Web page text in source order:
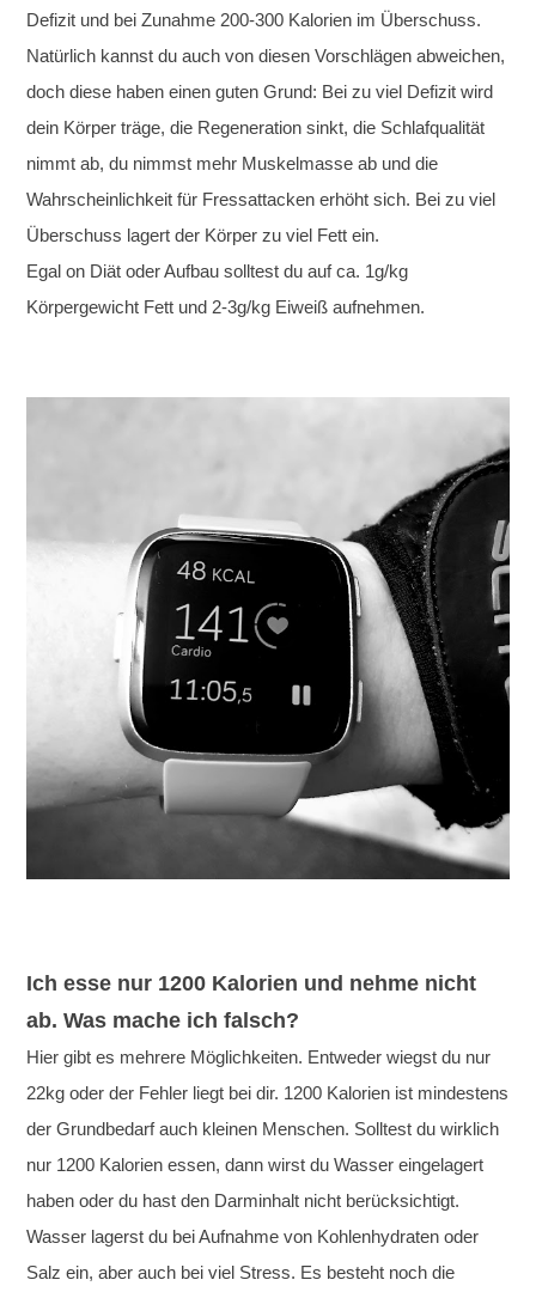
Defizit und bei Zunahme 200-300 Kalorien im Überschuss.
Natürlich kannst du auch von diesen Vorschlägen abweichen,
doch diese haben einen guten Grund: Bei zu viel Defizit wird
dein Körper träge, die Regeneration sinkt, die Schlafqualität
nimmt ab, du nimmst mehr Muskelmasse ab und die
Wahrscheinlichkeit für Fressattacken erhöht sich. Bei zu viel
Überschuss lagert der Körper zu viel Fett ein.
Egal on Diät oder Aufbau solltest du auf ca. 1g/kg
Körpergewicht Fett und 2-3g/kg Eiweiß aufnehmen.
Ich esse nur 1200 Kalorien und nehme nicht
ab. Was mache ich falsch?
Hier gibt es mehrere Möglichkeiten. Entweder wiegst du nur
22kg oder der Fehler liegt bei dir. 1200 Kalorien ist mindestens
der Grundbedarf auch kleinen Menschen. Solltest du wirklich
nur 1200 Kalorien essen, dann wirst du Wasser eingelagert
haben oder du hast den Darminhalt nicht berücksichtigt.
Wasser lagerst du bei Aufnahme von Kohlenhydraten oder
Salz ein, aber auch bei viel Stress. Es besteht noch die